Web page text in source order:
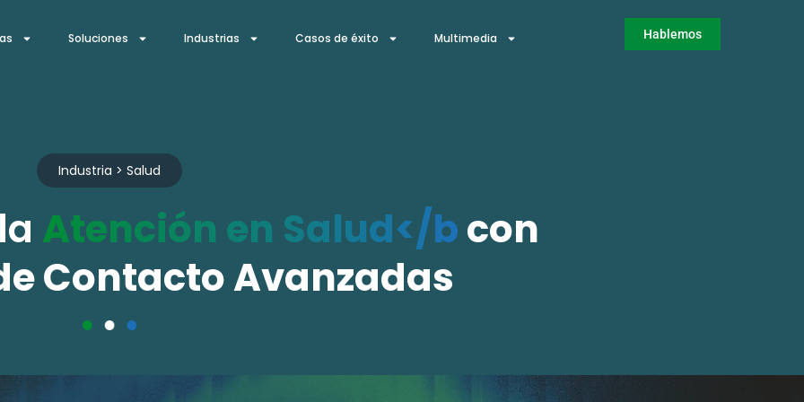
Soluciones Industrias Casos de éxito Multimedia Hablemos
Industria > Salud
Atención en Salud</bcon
Contacto Avanzadas